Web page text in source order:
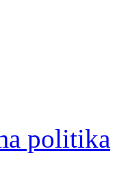
politika